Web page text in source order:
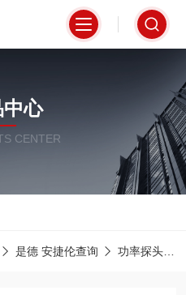
中心
CENTER
是德 安捷伦查询 功率探头